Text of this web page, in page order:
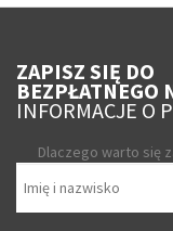
ZAPISZ SIĘ DO
BEZPŁATNEGO
INFORMACJE O
Dlaczego warto się